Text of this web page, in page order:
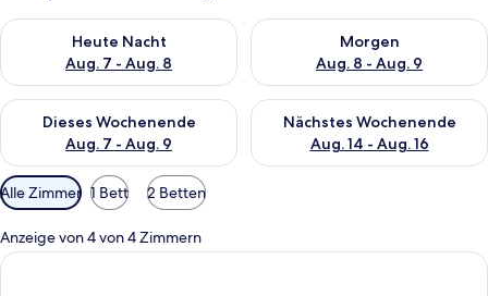
Heute Nacht
Aug. 7 - Aug. 8
Überprüfe die Verfügbarkeit für heute Nacht, Aug. 7 - Aug. 8.
Morgen
Aug. 8 - Aug. 9
Überprüfe die Verfügbarkeit
Dieses Wochenende
Aug. 7 - Aug. 9
Überprüfe die Verfügbarkeit für dieses Wochenende, Aug. 7
Nächstes Wochenende
Aug. 14 - Aug. 16
Überprüfe die Verfügbarkeit
Verfügbare
Filter
für
Zimmer
Alle Zimmer 1 Bett 2 Betten
Anzeige von 4 von 4 Zimmern